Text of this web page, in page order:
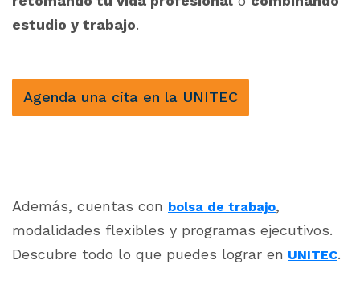
estudio y trabajo.
Agenda una cita en la UNITEC
Además, cuentas con bolsa de trabajo,
modalidades flexibles y programas ejecutivos.
Descubre todo lo que puedes lograr en UNITEC.